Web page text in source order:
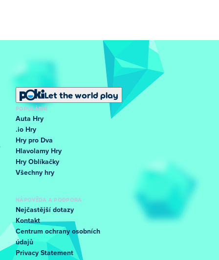
Let the world play
POPULÁRNÍ
Auta Hry
.io Hry
Hry pro Dva
Hlavolamy Hry
Hry Oblíkačky
Všechny hry
NÁPOVĚDA A PODPORA
Nejčastější dotazy
Kontakt
Centrum ochrany osobních
údajů
Privacy Statement